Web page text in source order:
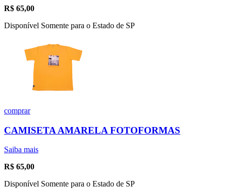
R$ 65,00
Disponível Somente para o Estado de SP
comprar
CAMISETA AMARELA FOTOFORMAS
Saiba mais
R$ 65,00
Disponível Somente para o Estado de SP